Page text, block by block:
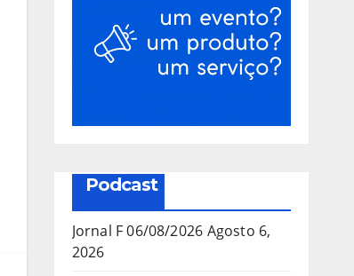
Podcast
Jornal F 06/08/2026 Agosto 6,
2026